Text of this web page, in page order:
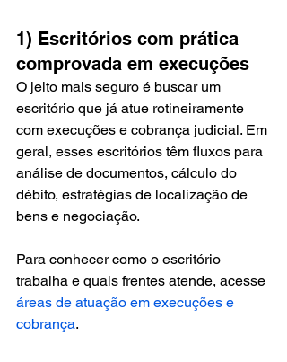
1) Escritórios com prática
comprovada em execuções
O jeito mais seguro é buscar um
escritório que já atue rotineiramente
com execuções e cobrança judicial. Em
geral, esses escritórios têm fluxos para
análise de documentos, cálculo do
débito, estratégias de localização de
bens e negociação.
Para conhecer como o escritório
trabalha e quais frentes atende, acesse
áreas de atuação em execuções e
cobrança.